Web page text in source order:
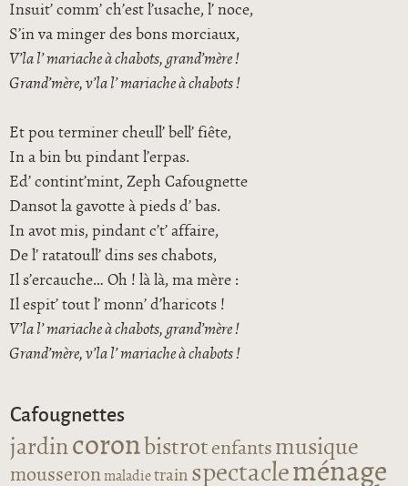
Insuit’ comm’ ch’est l’usache, l’ noce,
S’in va minger des bons morciaux,
V’la l’ mariache à chabots, grand’mère !
Grand’mère, v’la l’ mariache à chabots !
Et pou terminer cheull’ bell’ fiête,
In a bin bu pindant l’erpas.
Ed’ contint’mint, Zeph Cafougnette
Dansot la gavotte à pieds d’ bas.
In avot mis, pindant c’t’ affaire,
De l’ ratatoull’ dins ses chabots,
Il s’ercauche… Oh ! là là, ma mère :
Il espit’ tout l’ monn’ d’haricots !
V’la l’ mariache à chabots, grand’mère !
Grand’mère, v’la l’ mariache à chabots !
Cafougnettes
jardincoron bistrotenfants musique
mousseronmaladietrain spectacleménage